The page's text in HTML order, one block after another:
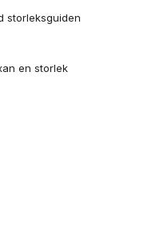
storleksguiden
en storlek